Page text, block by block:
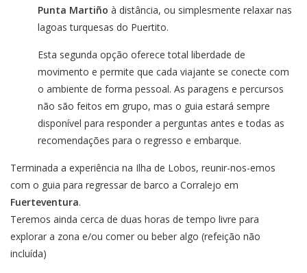
Punta Martiño à distância, ou simplesmente relaxar nas
lagoas turquesas do Puertito.
Esta segunda opção oferece total liberdade de
movimento e permite que cada viajante se conecte com
o ambiente de forma pessoal. As paragens e percursos
não são feitos em grupo, mas o guia estará sempre
disponível para responder a perguntas antes e todas as
recomendações para o regresso e embarque.
Terminada a experiência na Ilha de Lobos, reunir-nos-emos
com o guia para regressar de barco a Corralejo em
Fuerteventura.
Teremos ainda cerca de duas horas de tempo livre para
explorar a zona e/ou comer ou beber algo (refeição não
incluída)